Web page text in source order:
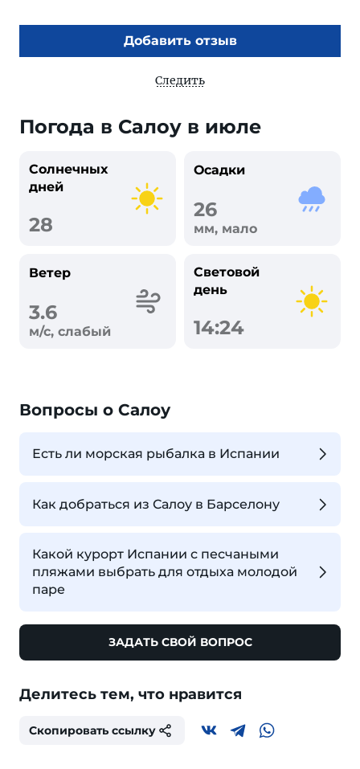
Добавить отзыв
Следить
Погода в Салоу в июле
Солнечных
дней
28
Осадки
26
мм, мало
Ветер
3.6
м/с, слабый
Световой
день
14:24
Вопросы о Салоу
Есть ли морская рыбалка в Испании
Как добраться из Салоу в Барселону
Какой курорт Испании с песчаными
пляжами выбрать для отдыха молодой
паре
ЗАДАТЬ СВОЙ ВОПРОС
Делитесь тем, что нравится
Скопировать ссылку